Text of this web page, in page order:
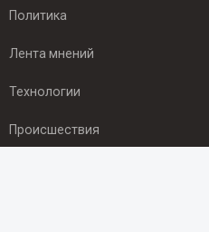
Политика
Лента мнений
Технологии
Происшествия